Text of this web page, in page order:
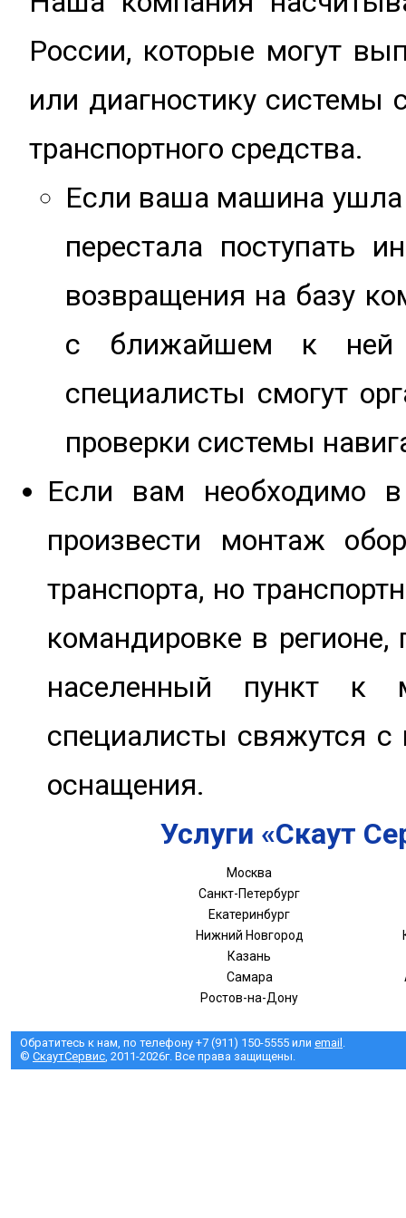
России, которые могут
или диагностику системы
транспортного средства.
Если ваша машина ушла
перестала поступать
возвращения на базу
с ближайшем к ней
специалисты смогут
проверки системы
Если вам необходимо в
произвести монтаж
транспорта, но
командировке в
населенный пункт к
специалисты свяжутся
оснащения.
Услуги «Скаут
Москва
Санкт-Петербург
Екатеринбург
Нижний Новгород
Казань
Самара
Ростов-на-Дону
Обратитесь к нам, по телефону +7 (911) 150-5555 или email .
© СкаутСервис, 2011-2026г. Все права защищены.